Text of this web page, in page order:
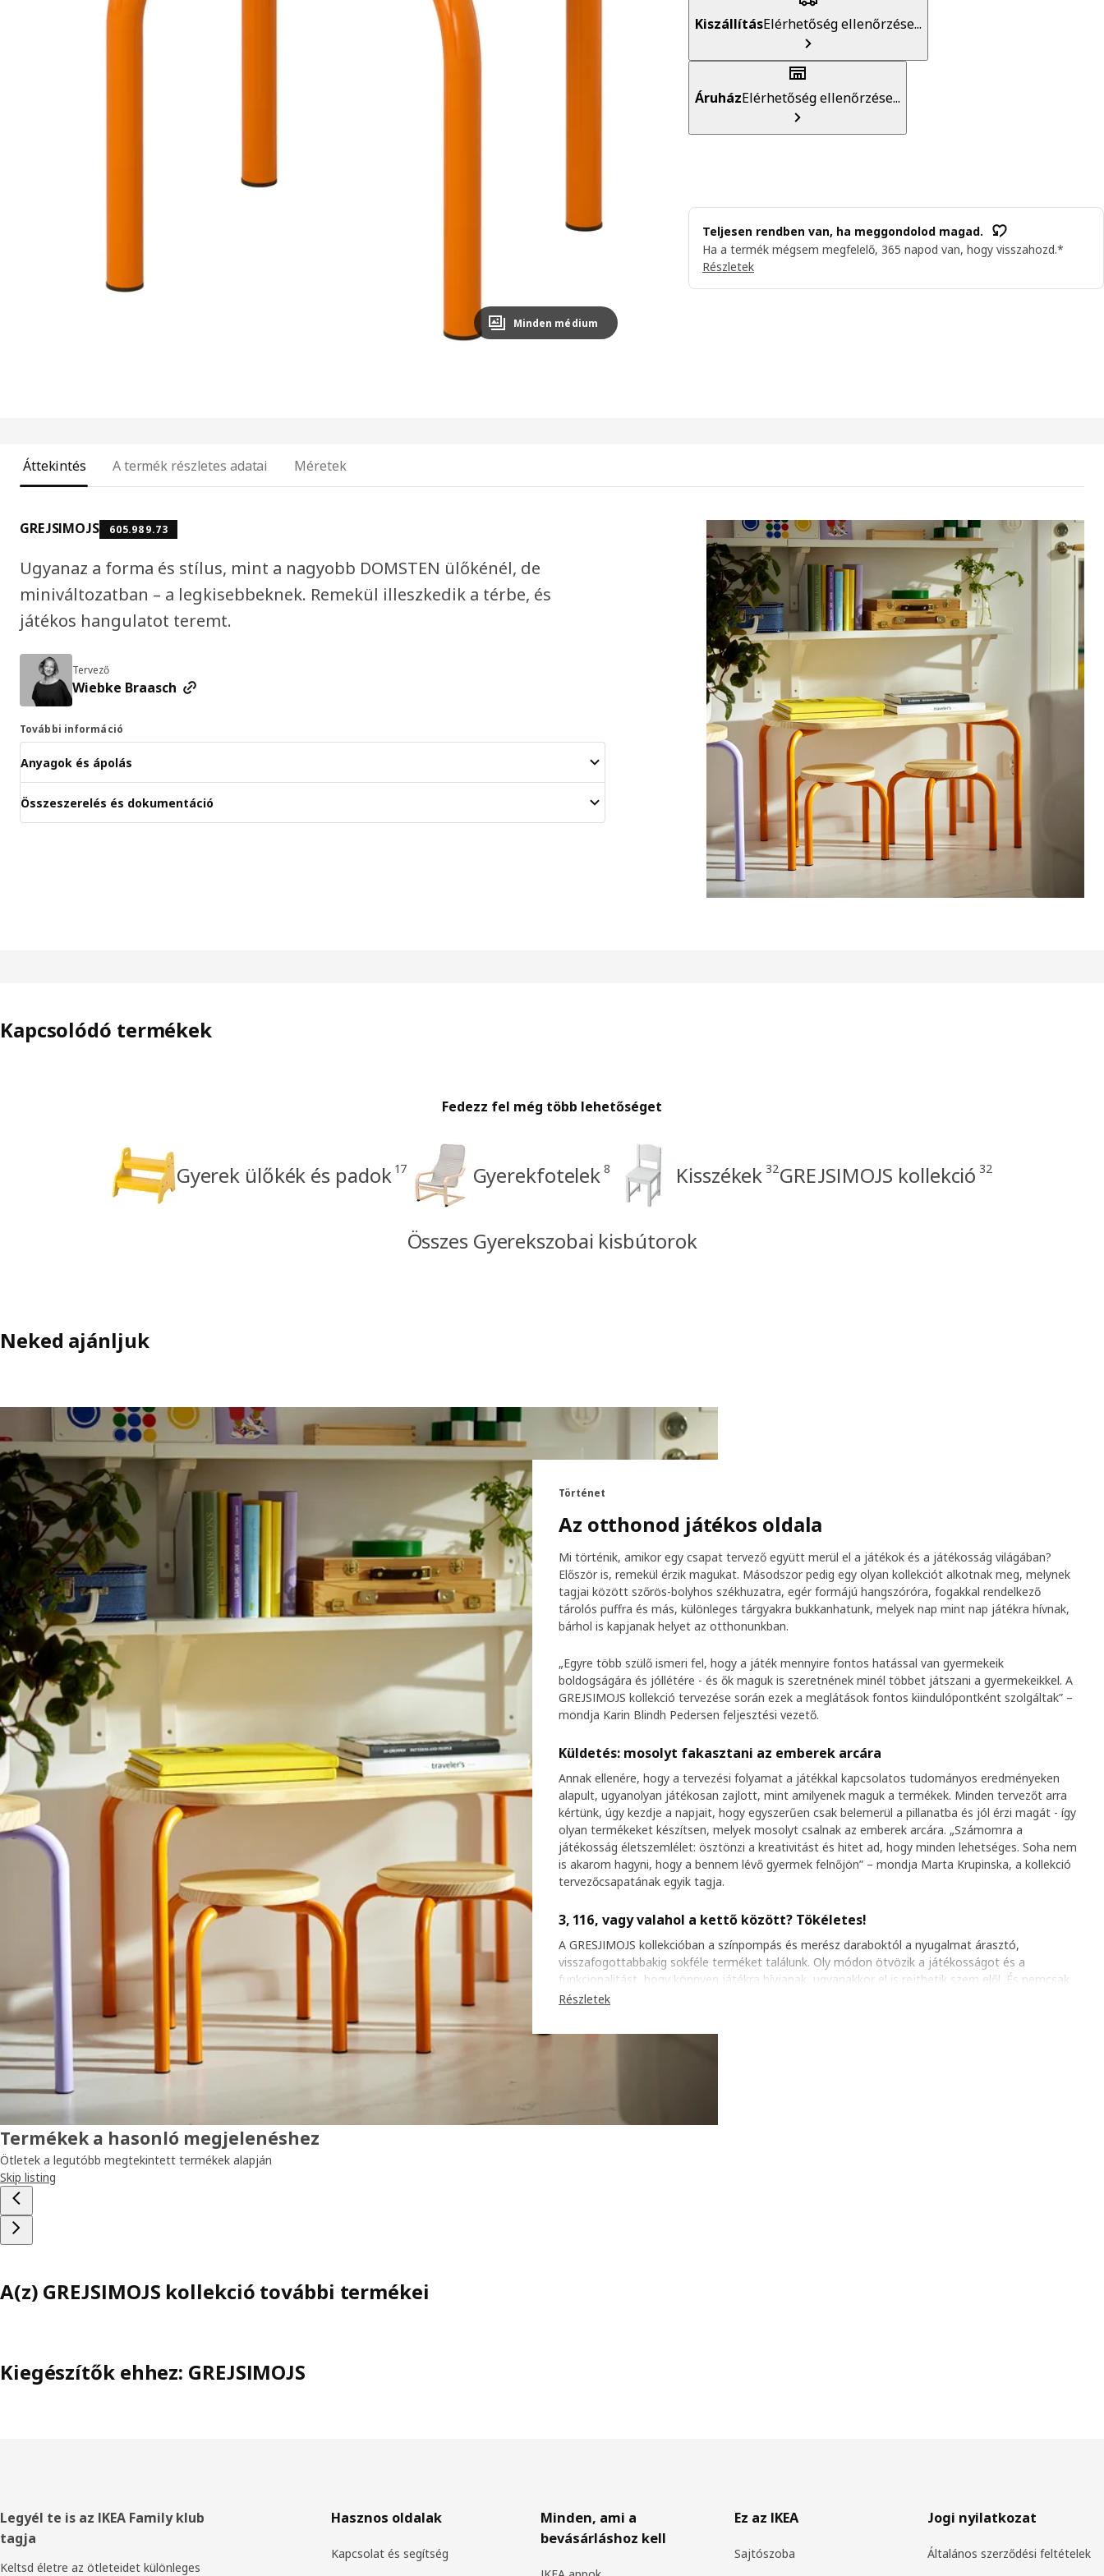
Minden médium
KiszállításElérhetőség ellenőrzése...
ÁruházElérhetőség ellenőrzése...
Teljesen rendben van, ha meggondolod magad.
Ha a termék mégsem megfelelő, 365 napod van, hogy visszahozd.*
Részletek
Áttekintés A termék részletes adatai Méretek
GREJSIMOJS 605.989.73
Ugyanaz a forma és stílus, mint a nagyobb DOMSTEN ülőkénél, de
miniváltozatban – a legkisebbeknek. Remekül illeszkedik a térbe, és
játékos hangulatot teremt.
Tervező
Wiebke Braasch
További információ
Anyagok és ápolás
Összeszerelés és dokumentáció
Kapcsolódó termékek
Fedezz fel még több lehetőséget
Gyerek ülőkék és padok 17 Gyerekfotelek 8 Kisszékek 32GREJSIMOJS kollekció 32
Összes Gyerekszobai kisbútorok
Neked ajánljuk
Történet
Az otthonod játékos oldala
Mi történik, amikor egy csapat tervező együtt merül el a játékok és a játékosság világában?
Először is, remekül érzik magukat. Másodszor pedig egy olyan kollekciót alkotnak meg, melynek
tagjai között szőrös-bolyhos székhuzatra, egér formájú hangszóróra, fogakkal rendelkező
tárolós puffra és más, különleges tárgyakra bukkanhatunk, melyek nap mint nap játékra hívnak,
bárhol is kapjanak helyet az otthonunkban.
„Egyre több szülő ismeri fel, hogy a játék mennyire fontos hatással van gyermekeik
boldogságára és jóllétére - és ők maguk is szeretnének minél többet játszani a gyermekeikkel. A
GREJSIMOJS kollekció tervezése során ezek a meglátások fontos kiindulópontként szolgáltak” –
mondja Karin Blindh Pedersen feljesztési vezető.
Küldetés: mosolyt fakasztani az emberek arcára
Annak ellenére, hogy a tervezési folyamat a játékkal kapcsolatos tudományos eredményeken
alapult, ugyanolyan játékosan zajlott, mint amilyenek maguk a termékek. Minden tervezőt arra
kértünk, úgy kezdje a napjait, hogy egyszerűen csak belemerül a pillanatba és jól érzi magát - így
olyan termékeket készítsen, melyek mosolyt csalnak az emberek arcára. „Számomra a
játékosság életszemlélet: ösztönzi a kreativitást és hitet ad, hogy minden lehetséges. Soha nem
is akarom hagyni, hogy a bennem lévő gyermek felnőjön” – mondja Marta Krupinska, a kollekció
tervezőcsapatának egyik tagja.
3, 116, vagy valahol a kettő között? Tökéletes!
A GRESJIMOJS kollekcióban a színpompás és merész daraboktól a nyugalmat árasztó,
visszafogottabbakig sokféle terméket találunk. Oly módon ötvözik a játékosságot és a
funkcionalitást, hogy könnyen játékra hívjanak, ugyanakkor el is rejthetik szem elől. És nemcsak
az otthon egészébe visznek játékosságot, hanem mindenkit arra ösztönöznek, hogy engedjék
GREJSIMOJS pont neked való.
Részletek
Termékek a hasonló megjelenéshez
Ötletek a legutóbb megtekintett termékek alapján
Skip listing
A(z) GREJSIMOJS kollekció további termékei
Kiegészítők ehhez: GREJSIMOJS
Élőláb
Legyél te is az IKEA Family klub
tagja
Keltsd életre az ötleteidet különleges
Hasznos oldalak
Kapcsolat és segítség
Minden, ami a
bevásárláshoz kell
Ez az IKEA
Sajtószoba
Jogi nyilatkozat
Általános szerződési feltételek